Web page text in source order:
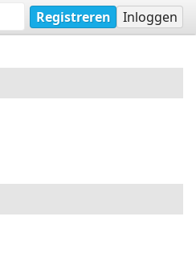
Registreren Inloggen